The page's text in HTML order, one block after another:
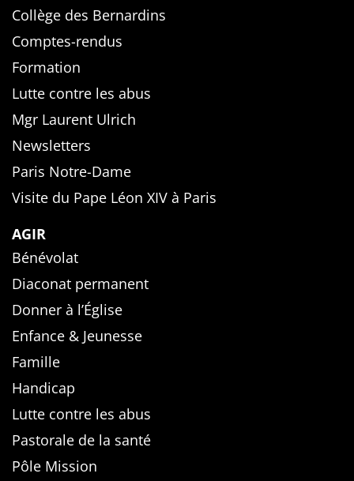
Collège des Bernardins
Comptes-rendus
Formation
Lutte contre les abus
Mgr Laurent Ulrich
Newsletters
Paris Notre-Dame
Visite du Pape Léon XIV à Paris
AGIR
Bénévolat
Diaconat permanent
Donner à l’Église
Enfance & Jeunesse
Famille
Handicap
Lutte contre les abus
Pastorale de la santé
Pôle Mission